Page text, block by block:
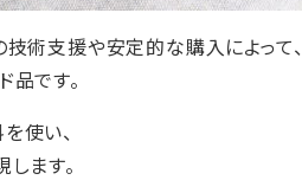
術支援や安定的な購入によって、
です。
使い、
ます。